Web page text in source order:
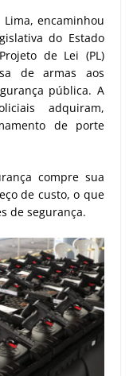
encaminhou
do Estado
de Lei (PL)
de armas aos
pública. A
adquiram,
de porte
compre sua
de custo, o que
de segurança.